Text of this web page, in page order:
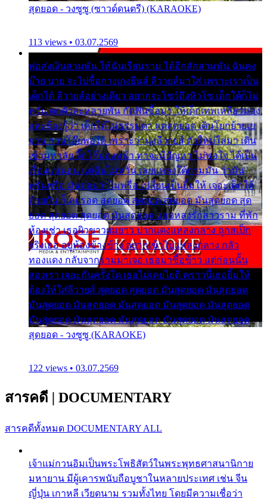
สุดยอด - วงซูซู (ซาวด์ดนตรี) (KARAOKE)
113 views • 03.07.2569
พ่อส่งเงินสามพัน ให้ฉันเรียนราม ได้อีกสักสามพัน ฉันคง
บ๊าย บาย จะไปซื้อกางเกงยีนส์ ลีวายส์มาใส่ เพราะเราเป็น
เด็กใต้ ลีวายส์อย่างเดียว อยากจะโชว์ถึงหิวโซ เด็กใต้ก็ไม่
หวั่น ตกตัวละหลายพัน กัดฟันซื้อมา ให้เด็กเทพเหลียวมอง
และต้องรู้ว่า เด็กใต้ไม่ธรรมดา แต่สุดยอด เดินโยกย้ายเย
ยวน กวนโอ๊ยพอได้ เพราะว่านุ่งลีวายส์ ตัวใหม่ใส่มา เดิน
เข้ามหาลัย จิ๊กโก๊มองหน้า ท่าจะมีปัญหา ไม่พอใจ ได้เป็น
เรื่องแน่นอน แต่ฉันไม่หวั่น เลยแหลงใต้ถามมัน ว่ามัน
พรั่นพรือ มันตอบว่าไม่พรื่อ เปลี่ยนเป็นยิ้มให้ เจอะเด็กใต้
ด้วยกัน ก็เลยรอด สุดยอด สุดยอด สุดยอด มันสุดยอด สุด
ยอด สุดยอด สุดยอด มันสุดยอด แอบหลงรักสาวราม ที่พัก
ห้องเช่า เธอผิวขาวผมยาว ปากแดงแหลงกลาง ถูกสเป็ก
จริงเธอ อยู่ห้องข้างข้าง อยากเข้าไปแหลงกลาง กลัว
ทองแดง กลับจากรามมาเจอ เธอมาซื้อข้าว แต่ก่อนนั้น
สองเรา เจอะกันครั้งใด เธอไม่เคยไยดี คราวนี้เธอยิ้มให้
ต้องให้ใส่ลีวายส์ สุดยอด สุดยอด มันสุดยอด มันสุดยอด
มันสุดยอด มันสุดยอด มันสุดยอด มันสุดยอด มันสุดยอด
มันสุดยอด มันสุดยอด มันสุดยอด มันสุดยอด มันสุดยอด
สุดยอด - วงซูซู (KARAOKE)
122 views • 03.07.2569
สารคดี | DOCUMENTARY
สารคดีทั้งหมด DOCUMENTARY ALL
เจ้าแม่กวนอิมเป็นพระโพธิสัตว์ในพระพุทธศาสนานิกาย
มหายาน มีผู้เคารพนับถือบูชาในหลายประเทศ เช่น จีน
ญี่ปุ่น เกาหลี เวียดนาม รวมทั้งไทย โดยมีความเชื่อว่า